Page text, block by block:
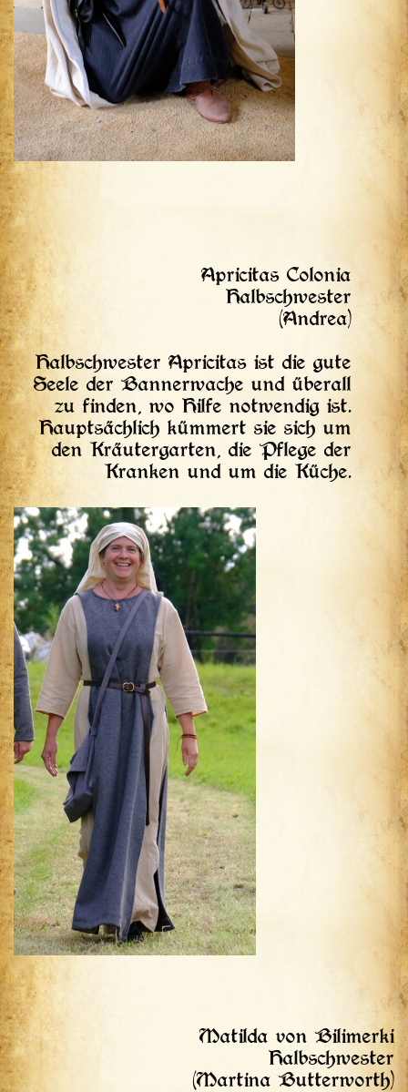
Apricitas Colonia
Halbschwester
(Andrea)
Halbschwester Apricitas ist die gute
Seele der Bannerwache und überall
zu finden, wo Hilfe notwendig ist.
Hauptsächlich kümmert sie sich um
den Kräutergarten, die Pflege der
Kranken und um die Küche.
Matilda von Bilimerki
Halbschwester
(Martina Butterworth)